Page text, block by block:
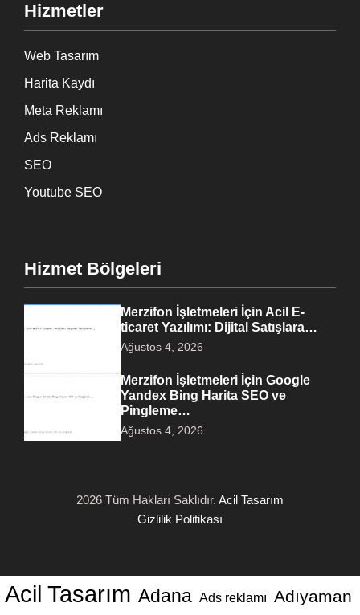
Hizmetler
Web Tasarım
Harita Kaydı
Meta Reklamı
Ads Reklamı
SEO
Youtube SEO
Hizmet Bölgeleri
Merzifon İşletmeleri İçin Acil E-
ticaret Yazılımı: Dijital Satışlara…
Ağustos 4, 2026
Merzifon İşletmeleri İçin Google
Yandex Bing Harita SEO ve
Pingleme…
Ağustos 4, 2026
2026 Tüm Hakları Saklıdır. Acil Tasarım
Gizlilik Politikası
Acil Tasarım Adana Ads reklamı Adıyaman